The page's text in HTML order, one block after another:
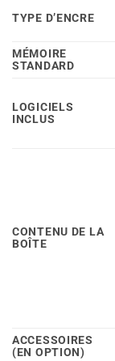
TYPE D’ENCRE
MÉMOIRE
STANDARD
LOGICIELS
INCLUS
CONTENU DE LA
BOÎTE
ACCESSOIRES
(EN OPTION)